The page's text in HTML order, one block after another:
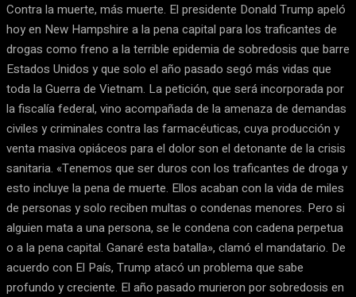
Contra la muerte, más muerte. El presidente Donald Trump apeló
hoy en New Hampshire a la pena capital para los traficantes de
drogas como freno a la terrible epidemia de sobredosis que barre
Estados Unidos y que solo el año pasado segó más vidas que
toda la Guerra de Vietnam. La petición, que será incorporada por
la fiscalía federal, vino acompañada de la amenaza de demandas
civiles y criminales contra las farmacéuticas, cuya producción y
venta masiva opiáceos para el dolor son el detonante de la crisis
sanitaria. «Tenemos que ser duros con los traficantes de droga y
esto incluye la pena de muerte. Ellos acaban con la vida de miles
de personas y solo reciben multas o condenas menores. Pero si
alguien mata a una persona, se le condena con cadena perpetua
o a la pena capital. Ganaré esta batalla», clamó el mandatario. De
acuerdo con El País, Trump atacó un problema que sabe
profundo y creciente. El año pasado murieron por sobredosis en